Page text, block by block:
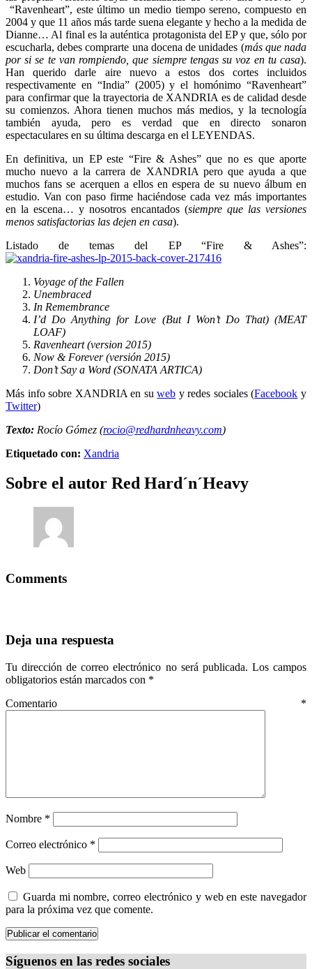
“Ravenheart”, este último un medio tiempo sereno, compuesto en
2004 y que 11 años más tarde suena elegante y hecho a la medida de
Dianne… Al final es la auténtica protagonista del EP y que, sólo por
escucharla, debes comprarte una docena de unidades (más que nada
por si se te van rompiendo, que siempre tengas su voz en tu casa).
Han querido darle aire nuevo a estos dos cortes incluidos
respectivamente en “India” (2005) y el homónimo “Ravenheart”
para confirmar que la trayectoria de XANDRIA es de calidad desde
su comienzos. Ahora tienen muchos más medios, y la tecnología
también ayuda, pero es verdad que en directo sonaron
espectaculares en su última descarga en el LEYENDAS.
En definitiva, un EP este “Fire & Ashes” que no es que aporte
mucho nuevo a la carrera de XANDRIA pero que ayuda a que
muchos fans se acerquen a ellos en espera de su nuevo álbum en
estudio. Van con paso firme haciéndose cada vez más importantes
en la escena… y nosotros encantados (siempre que las versiones
menos satisfactorias las dejen en casa).
Listado de temas del EP “Fire & Ashes”:
Voyage of the Fallen
Unembraced
In Remembrance
I’d Do Anything for Love (But I Won’t Do That) (MEAT
LOAF)
Ravenheart (version 2015)
Now & Forever (versión 2015)
Don’t Say a Word (SONATA ARTICA)
Más info sobre XANDRIA en suweb y redes sociales (Facebook y
Twitter)
Texto: Rocío Gómez (rocio@redhardnheavy.com)
Etiquetado con: Xandria
Sobre el autor Red Hard´n´Heavy
Comments
Deja una respuesta
Tu dirección de correo electrónico no será publicada. Los campos
obligatorios están marcados con *
Comentario *
Nombre *
Correo electrónico *
Web
Guarda mi nombre, correo electrónico y web en este navegador
para la próxima vez que comente.
Síguenos en las redes sociales